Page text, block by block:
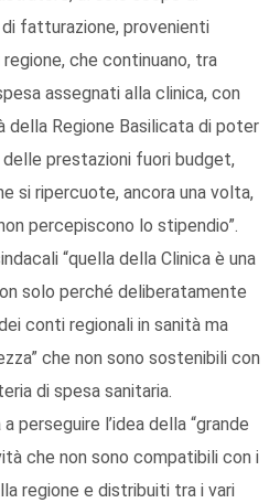
fatturazione, provenienti
che continuano, tra
assegnati alla clinica, con
della Regione Basilicata di poter
prestazioni fuori budget,
si ripercuote, ancora una volta,
percepiscono lo stipendio”.
“quella della Clinica è una
solo perché deliberatamente
conti regionali in sanità ma
che non sono sostenibili con
di spesa sanitaria.
perseguire l’idea della “grande
che non sono compatibili con i
regione e distribuiti tra i vari